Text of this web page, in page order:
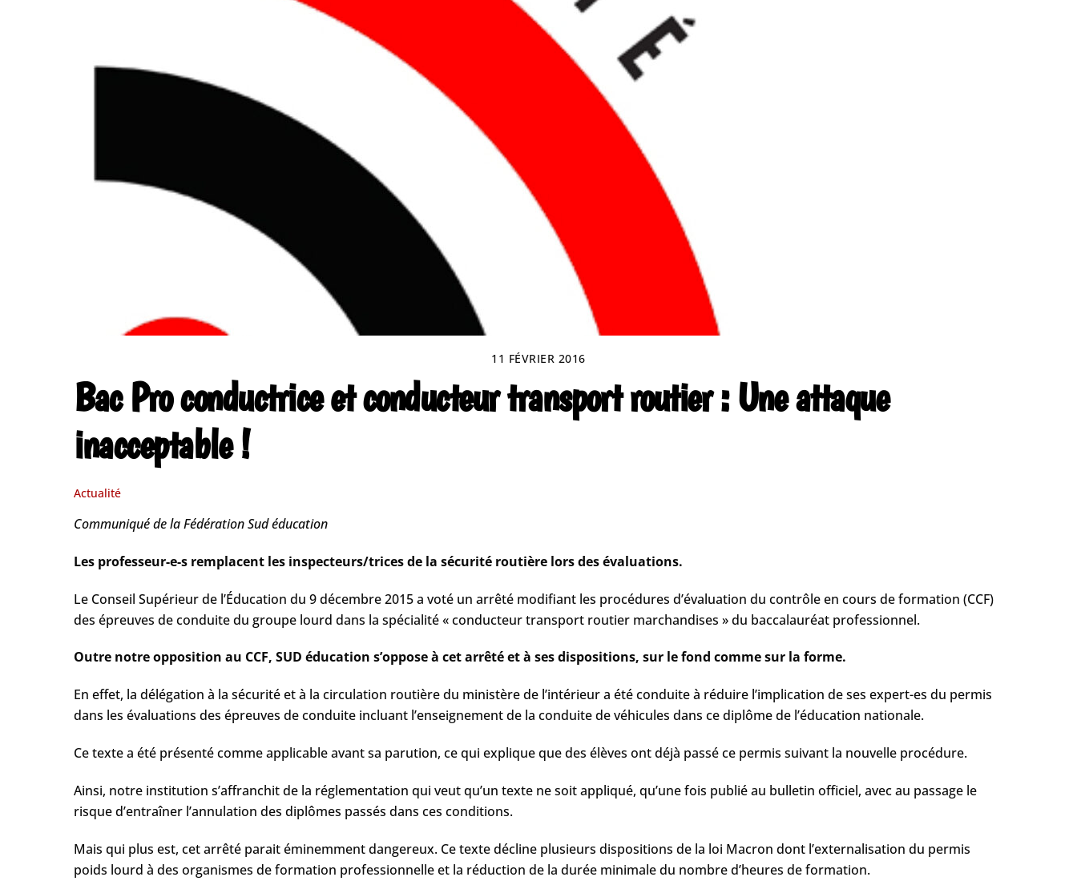
11 FÉVRIER 2016
Bac Pro conductrice et conducteur transport routier : Une attaque
inacceptable !
Actualité
Communiqué de la Fédération Sud éducation
Les professeur-e-s remplacent les inspecteurs/trices de la sécurité routière lors des évaluations.
Le Conseil Supérieur de l’Éducation du 9 décembre 2015 a voté un arrêté modifiant les procédures d’évaluation du contrôle en cours de formation (CCF)
des épreuves de conduite du groupe lourd dans la spécialité « conducteur transport routier marchandises » du baccalauréat professionnel.
Outre notre opposition au CCF, SUD éducation s’oppose à cet arrêté et à ses dispositions, sur le fond comme sur la forme.
En effet, la délégation à la sécurité et à la circulation routière du ministère de l’intérieur a été conduite à réduire l’implication de ses expert-es du permis
dans les évaluations des épreuves de conduite incluant l’enseignement de la conduite de véhicules dans ce diplôme de l’éducation nationale.
Ce texte a été présenté comme applicable avant sa parution, ce qui explique que des élèves ont déjà passé ce permis suivant la nouvelle procédure.
Ainsi, notre institution s’affranchit de la réglementation qui veut qu’un texte ne soit appliqué, qu’une fois publié au bulletin officiel, avec au passage le
risque d’entraîner l’annulation des diplômes passés dans ces conditions.
Mais qui plus est, cet arrêté parait éminemment dangereux. Ce texte décline plusieurs dispositions de la loi Macron dont l’externalisation du permis
poids lourd à des organismes de formation professionnelle et la réduction de la durée minimale du nombre d’heures de formation.